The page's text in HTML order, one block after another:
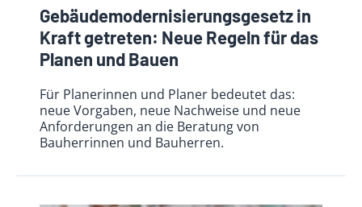
Gebäudemodernisierungsgesetz in
Kraft getreten: Neue Regeln für das
Planen und Bauen
Für Planerinnen und Planer bedeutet das:
neue Vorgaben, neue Nachweise und neue
Anforderungen an die Beratung von
Bauherrinnen und Bauherren.